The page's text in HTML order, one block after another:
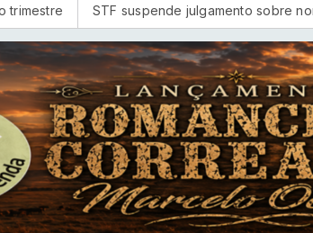
STF suspende julgamento sobre norma que